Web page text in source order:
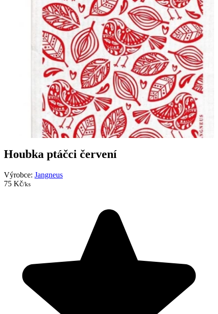
Houbka ptáčci červení
Výrobce: Jangneus
75 Kč/ks